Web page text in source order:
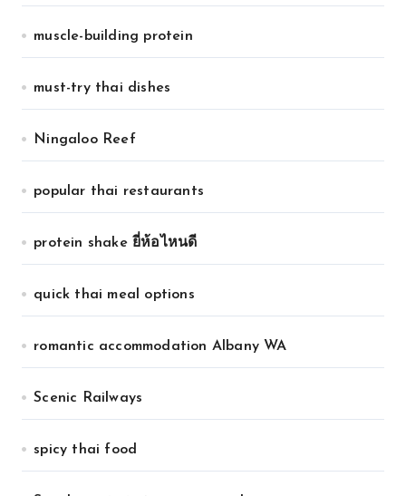
muscle-building protein
must-try thai dishes
Ningaloo Reef
popular thai restaurants
protein shake ยี่ห้อไหนดี
quick thai meal options
romantic accommodation Albany WA
Scenic Railways
spicy thai food